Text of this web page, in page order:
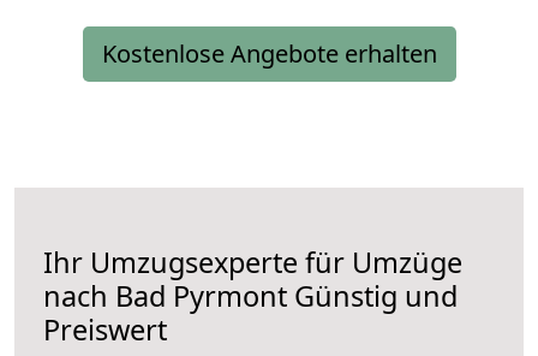
Kostenlose Angebote erhalten
Ihr Umzugsexperte für Umzüge
nach Bad Pyrmont Günstig und
Preiswert